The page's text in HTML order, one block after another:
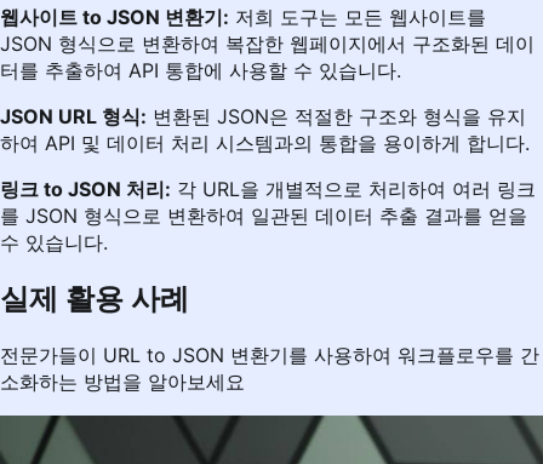
웹사이트 to JSON 변환기: 저희 도구는 모든 웹사이트를
JSON 형식으로 변환하여 복잡한 웹페이지에서 구조화된 데이
터를 추출하여 API 통합에 사용할 수 있습니다.
JSON URL 형식: 변환된 JSON은 적절한 구조와 형식을 유지
하여 API 및 데이터 처리 시스템과의 통합을 용이하게 합니다.
링크 to JSON 처리: 각 URL을 개별적으로 처리하여 여러 링크
를 JSON 형식으로 변환하여 일관된 데이터 추출 결과를 얻을
수 있습니다.
실제 활용 사례
전문가들이 URL to JSON 변환기를 사용하여 워크플로우를 간
소화하는 방법을 알아보세요